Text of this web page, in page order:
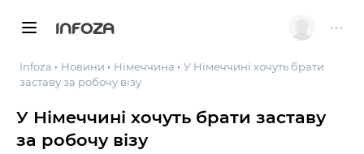
INFOZA
Infoza Новини Німеччина
У Німеччині хочуть брати
заставу за робочу візу
У Німеччині хочуть брати заставу
за робочу візу